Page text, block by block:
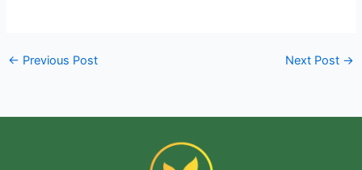
← Previous Post Next Post →